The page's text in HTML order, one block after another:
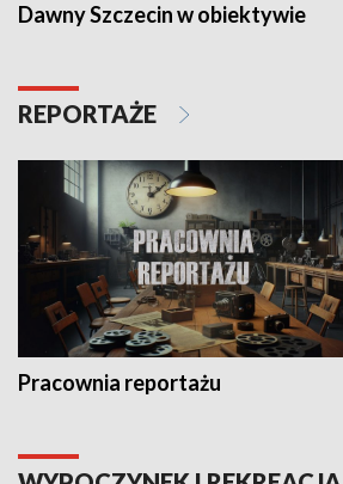
Dawny Szczecin w obiektywie
REPORTAŻE
Pracownia reportażu